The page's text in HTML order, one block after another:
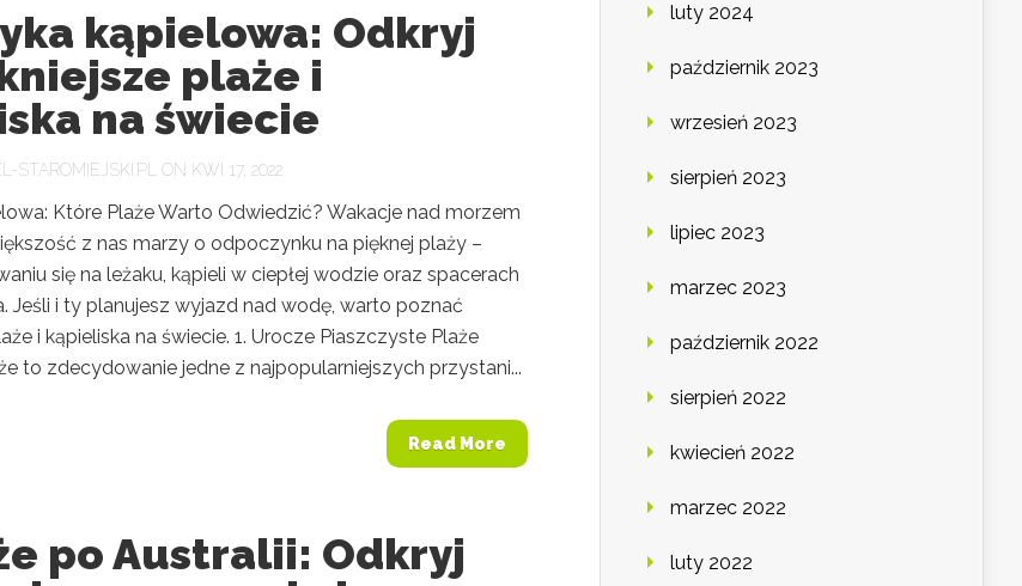
kąpielowa: Odkryj
plaże i
na świecie
STAROMIEJSKI.PL ON KWI 17, 2022
Które Plaże Warto Odwiedzić? Wakacje nad morzem
z nas marzy o odpoczynku na pięknej plaży –
się na leżaku, kąpieli w ciepłej wodzie oraz spacerach
Jeśli i ty planujesz wyjazd nad wodę, warto poznać
i kąpieliska na świecie. 1. Urocze Piaszczyste Plaże
to zdecydowanie jedne z najpopularniejszych przystani...
Read More
po Australii: Odkryj
luty 2024
październik 2023
wrzesień 2023
sierpień 2023
lipiec 2023
marzec 2023
październik 2022
sierpień 2022
kwiecień 2022
marzec 2022
luty 2022